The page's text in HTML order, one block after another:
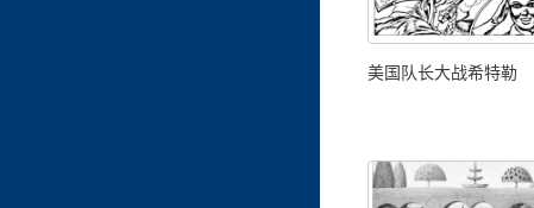
美国队长大战希特勒